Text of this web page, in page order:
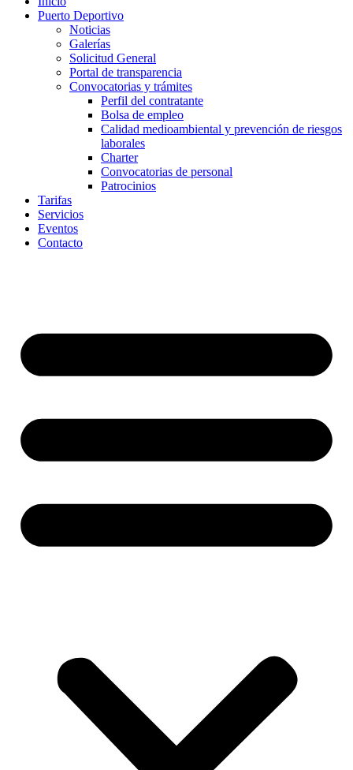
Puerto Deportivo
Noticias
Galerías
Solicitud General
Portal de transparencia
Convocatorias y trámites
Perfil del contratante
Bolsa de empleo
Calidad medioambiental y prevención de riesgos
laborales
Charter
Convocatorias de personal
Patrocinios
Tarifas
Servicios
Eventos
Contacto